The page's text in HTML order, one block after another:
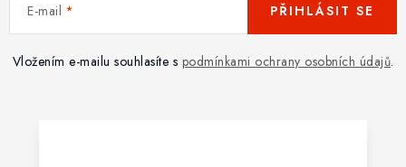
E-mail
Vložením e-mailu souhlasíte s podmínkami ochrany osobních údajů.
PŘIHLÁSIT SE